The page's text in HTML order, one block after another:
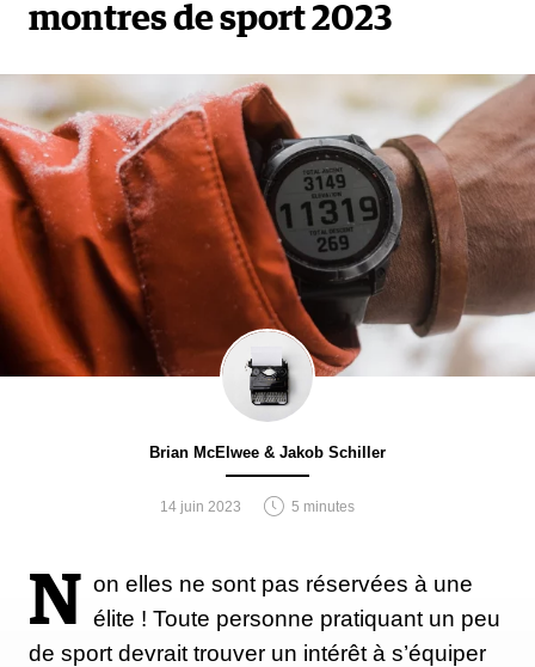
montres de sport 2023
Brian McElwee & Jakob Schiller
14 juin 2023 5 minutes
N on elles ne sont pas réservées à une
élite ! Toute personne pratiquant un peu
de sport devrait trouver un intérêt à s’équiper